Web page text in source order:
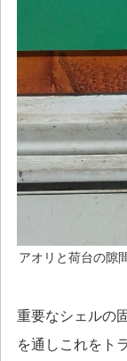
アオリと荷台の隙
重要なシェルの
を通しこれをト